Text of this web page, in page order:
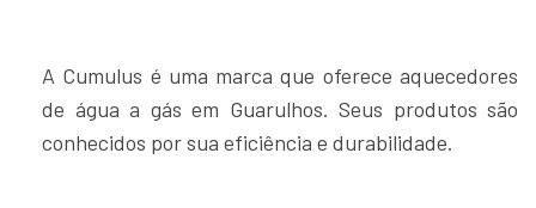
A Cumulus é uma marca que oferece aquecedores
de água a gás em Guarulhos. Seus produtos são
conhecidos por sua eficiência e durabilidade.